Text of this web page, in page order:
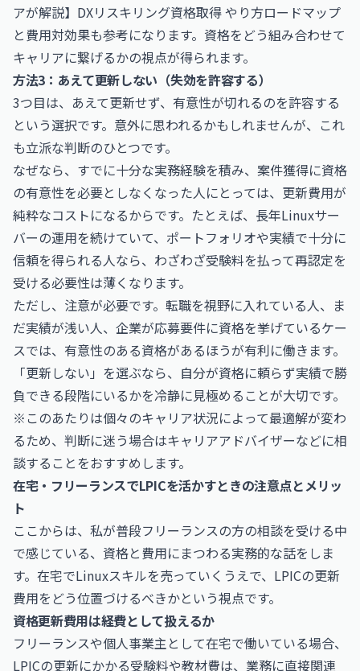
アが解説】DXリスキリング資格取得 やり方ロードマップ
と費用対効果も参考になります。資格をどう組み合わせて
キャリアに繋げるかの視点が得られます。
方法3：あえて更新しない（失効を許容する）
3つ目は、あえて更新せず、有意性が切れるのを許容する
という選択です。意外に思われるかもしれませんが、これ
も立派な判断のひとつです。
なぜなら、すでに十分な実務経験を積み、案件獲得に資格
の有意性を必要としなくなった人にとっては、更新費用が
純粋なコストになるからです。たとえば、長年Linuxサー
バーの運用を続けていて、ポートフォリオや実績で十分に
信頼を得られる人なら、わざわざ受験料を払って再認定を
受ける必要性は薄くなります。
ただし、注意が必要です。転職を視野に入れている人、ま
だ実績が浅い人、企業が応募要件に資格を挙げているケー
スでは、有意性のある資格があるほうが有利に働きます。
「更新しない」を選ぶなら、自分が資格に頼らず実績で勝
負できる段階にいるかを冷静に見極めることが大切です。
※このあたりは個々のキャリア状況によって最適解が変わ
るため、判断に迷う場合はキャリアアドバイザーなどに相
談することをおすすめします。
在宅・フリーランスでLPICを活かすときの注意点とメリッ
ト
ここからは、私が普段フリーランスの方の相談を受ける中
で感じている、資格と費用にまつわる実務的な話をしま
す。在宅でLinuxスキルを売っていくうえで、LPICの更新
費用をどう位置づけるべきかという視点です。
資格更新費用は経費として扱えるか
フリーランスや個人事業主として在宅で働いている場合、
LPICの更新にかかる受験料や教材費は、業務に直接関連